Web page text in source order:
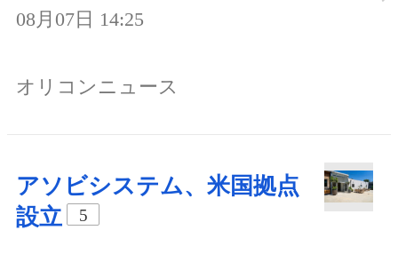
08月07日 14:25
オリコンニュース
アソビシステム、米国拠点
設立
5